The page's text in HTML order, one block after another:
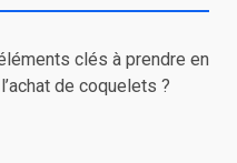
clés à prendre en
de coquelets ?